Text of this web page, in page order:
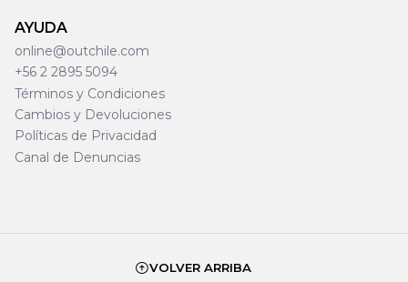
AYUDA
online@outchile.com
+56 2 2895 5094
Términos y Condiciones
Cambios y Devoluciones
Políticas de Privacidad
Canal de Denuncias
VOLVER ARRIBA